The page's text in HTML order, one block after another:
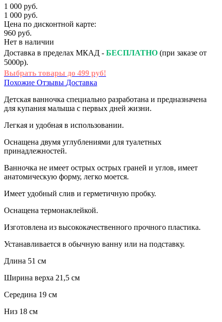
1 000 руб.
1 000 руб.
Цена по дисконтной карте:
960 руб.
Нет в наличии
Доставка в пределах МКАД - БЕСПЛАТНО (при заказе от
5000р).
Выбрать товары до 499 руб!
Похожие Отзывы Доставка
Детская ванночка специально разработана и предназначена
для купания малыша с первых дней жизни.
Легкая и удобная в использовании.
Оснащена двумя углублениями для туалетных
принадлежностей.
Ванночка не имеет острых острых граней и углов, имеет
анатомическую форму, легко моется.
Имеет удобный слив и герметичную пробку.
Оснащена термонаклейкой.
Изготовлена из высококачественного прочного пластика.
Устанавливается в обычную ванну или на подставку.
Длина 51 см
Ширина верха 21,5 см
Середина 19 см
Низ 18 см